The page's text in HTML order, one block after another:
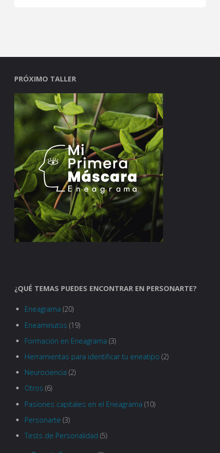
PRÓXIMO TALLER
¿QUÉ TEMAS PUEDES ENCONTRAR EN PERSONARTE?
Eneagrama (20)
Eneaminutos (19)
Formación en Eneagrama (3)
Herramientas para identificar tu eneatipo (2)
Neurociencia (2)
Otros (6)
Pasiones capitales en el Eneagrama (10)
Personarte (3)
Tests de Personalidad (5)